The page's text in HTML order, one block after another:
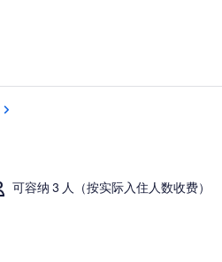
可容纳 3 人（按实际入住人数收费）